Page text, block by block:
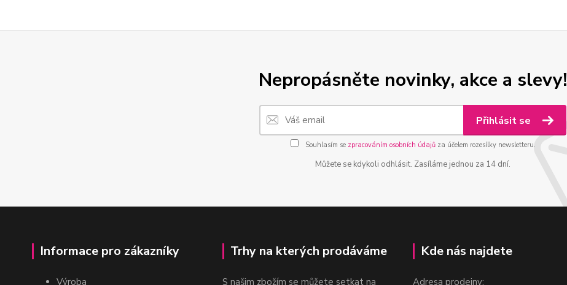
Nepropásněte novinky, akce a slevy!
Přihlásit se
Souhlasím se zpracováním osobních údajůza účelem rozesílky newsletteru.
Můžete se kdykoli odhlásit. Zasíláme jednou za 14 dní.
Informace pro zákazníky
Výroba
Trhy na kterých prodáváme
S našim zbožím se můžete setkat na
Kde nás najdete
Adresa prodejny: